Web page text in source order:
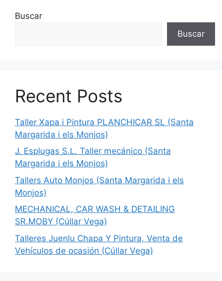
Buscar
Buscar
Recent Posts
Taller Xapa i Pintura PLANCHICAR SL (Santa
Margarida i els Monjos)
J. Esplugas S.L. Taller mecánico (Santa
Margarida i els Monjos)
Tallers Auto Monjos (Santa Margarida i els
Monjos)
MECHANICAL, CAR WASH & DETAILING
SR.MOBY (Cúllar Vega)
Talleres Juenlu Chapa Y Pintura, Venta de
Vehículos de ocasión (Cúllar Vega)